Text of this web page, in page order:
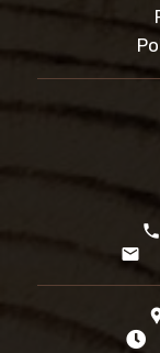
phone
mail